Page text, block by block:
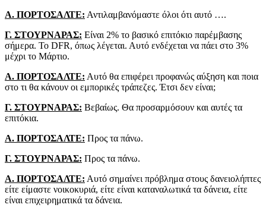
Α. ΠΟΡΤΟΣΑΛΤΕ: Αντιλαμβανόμαστε όλοι ότι αυτό ….
Γ. ΣΤΟΥΡΝΑΡΑΣ: Είναι 2% το βασικό επιτόκιο παρέμβασης
σήμερα. Το DFR, όπως λέγεται. Αυτό ενδέχεται να πάει στο 3%
μέχρι το Μάρτιο.
Α. ΠΟΡΤΟΣΑΛΤΕ: Αυτό θα επιφέρει προφανώς αύξηση και ποια
στο τι θα κάνουν οι εμπορικές τράπεζες. Έτσι δεν είναι;
Γ. ΣΤΟΥΡΝΑΡΑΣ: Βεβαίως. Θα προσαρμόσουν και αυτές τα
επιτόκια.
Α. ΠΟΡΤΟΣΑΛΤΕ: Προς τα πάνω.
Γ. ΣΤΟΥΡΝΑΡΑΣ: Προς τα πάνω.
Α. ΠΟΡΤΟΣΑΛΤΕ: Αυτό σημαίνει πρόβλημα στους δανειολήπτες
είτε είμαστε νοικοκυριά, είτε είναι καταναλωτικά τα δάνεια, είτε
είναι επιχειρηματικά τα δάνεια.